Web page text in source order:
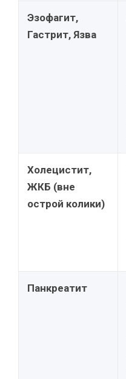
Эзофагит,
Гастрит, Язва
Холецистит,
ЖКБ (вне
острой колики)
Панкреатит